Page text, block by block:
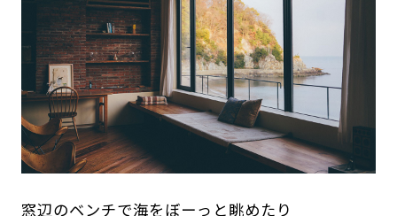
窓辺のベンチで海をぼーっと眺めたり